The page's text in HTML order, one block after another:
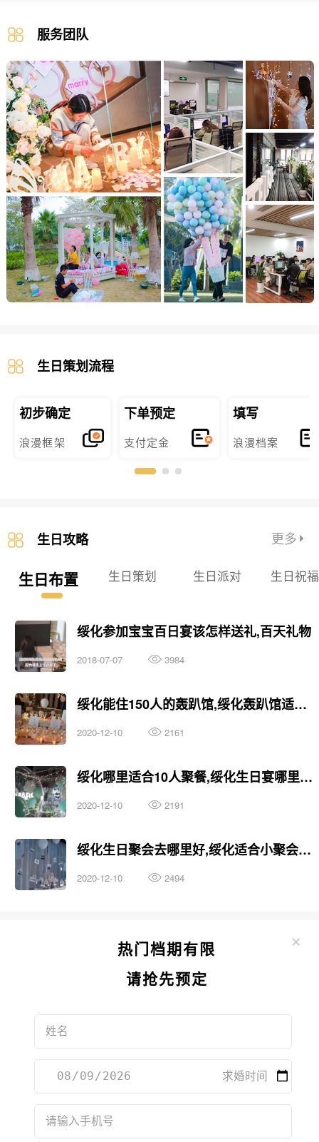
服务团队
生日策划流程
初步确定
浪漫框架
下单预定
支付定金
填写
浪漫档案
生日攻略 更多
生日布置 生日策划 生日派对 生日祝
绥化参加宝宝百日宴该怎样送礼,百天礼物
2018-07-07 3984
绥化能住150人的轰趴馆,绥化轰趴馆适合过生日
2020-12-10 2161
绥化哪里适合10人聚餐,绥化生日宴哪里办比较好
2020-12-10 2191
绥化生日聚会去哪里好,绥化适合小聚会的地方
2020-12-10 2494
×
热门档期有限
请抢先预定